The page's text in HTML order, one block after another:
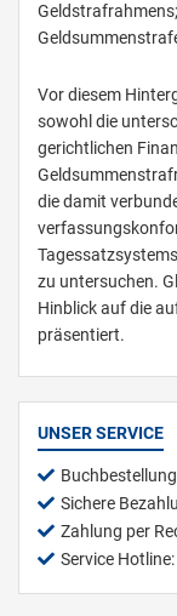
Vor diesem
sowohl die
gerichtlichen
die damit
zu untersuchen.
Hinblick auf die
präsentiert.
UNSER SERVICE
Sichere
Zahlung per
Service